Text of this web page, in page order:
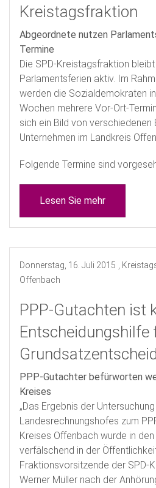
Kreistagsfraktion
Abgeordnete nutzen
Termine
Die SPD-Kreistagsfraktion
Parlamentsferien aktiv. Im
werden die Sozialdemokraten
Wochen mehrere Vor-Ort-
sich ein Bild von verschiedenen
Unternehmen im Landkreis
Folgende Termine sind
Lesen Sie mehr
Donnerstag, 16. Juli 2015
,
Offenbach
PPP-Gutachten ist
Entscheidungshilfe
PPP-Gutachter befürworten
Kreises
„Das Ergebnis der
Landesrechnungshofes zum
Kreises Offenbach wurde in
verfälschend in der
Fraktionsvorsitzende der SPD-
Werner Müller nach der